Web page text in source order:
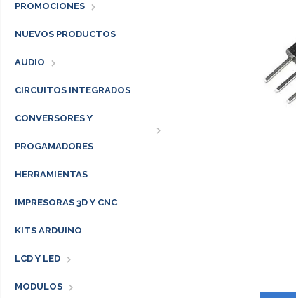
PROMOCIONES
NUEVOS PRODUCTOS
AUDIO
CIRCUITOS INTEGRADOS
CONVERSORES Y
PROGAMADORES
HERRAMIENTAS
IMPRESORAS 3D Y CNC
KITS ARDUINO
LCD Y LED
MODULOS